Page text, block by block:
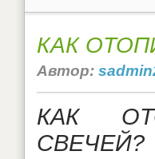
КАК
Автор:
КАК
СВЕЧЕЙ?